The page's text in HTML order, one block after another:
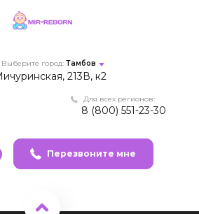
Выберите город: Тамбов
213В, к2
Для всех регионов:
8 (800) 551-23-30
Перезвоните мне